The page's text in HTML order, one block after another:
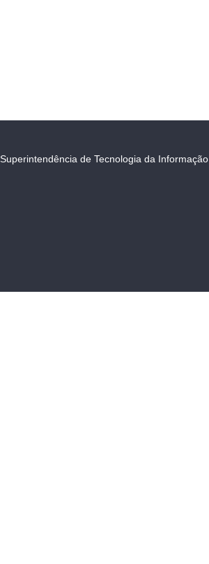
Superintendência de Tecnologia da Informação